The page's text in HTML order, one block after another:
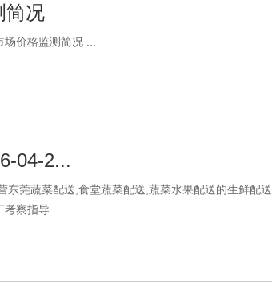
简况
价格监测简况 ...
04-2...
莞蔬菜配送,食堂蔬菜配送,蔬菜水果配送的生鲜配送
考察指导 ...